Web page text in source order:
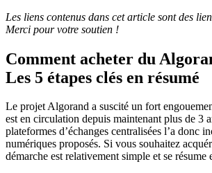
Les liens contenus dans cet article sont des
Merci pour votre soutien !
Comment acheter du
Les 5 étapes clés en résumé
Le projet Algorand a suscité un fort
est en circulation depuis maintenant plus de 3
plateformes d’échanges centralisées l’a donc
numériques proposés. Si vous souhaitez
démarche est relativement simple et se résume